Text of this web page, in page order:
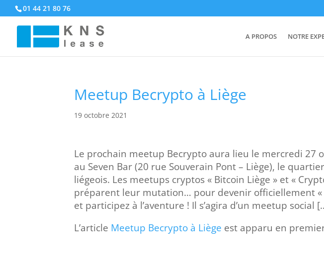
01 44 21 80 76
A PROPOS NOTRE
Meetup Becrypto à Liège
19 octobre 2021
Le prochain meetup Becrypto aura lieu le mercredi 27
au Seven Bar (20 rue Souverain Pont – Liège), le
liégeois. Les meetups cryptos « Bitcoin Liège » et «
préparent leur mutation… pour devenir officiellement «
et participez à l’aventure ! Il s’agira d’un meetup social
L’article Meetup Becrypto à Liège est apparu en